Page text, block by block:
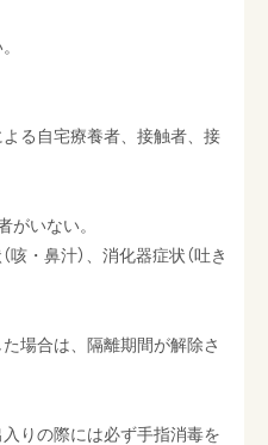
る自宅療養者、接触者、接
がいない。
咳・鼻汁）、消化器症状（吐き
場合は、隔離期間が解除さ
りの際には必ず手指消毒を